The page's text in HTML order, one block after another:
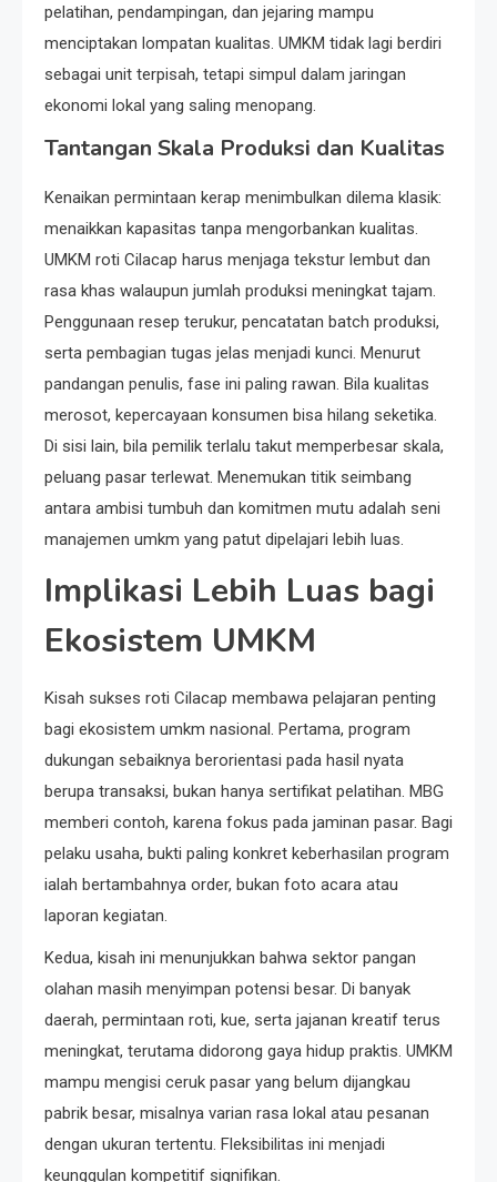
pelatihan, pendampingan, dan jejaring mampu
menciptakan lompatan kualitas. UMKM tidak lagi berdiri
sebagai unit terpisah, tetapi simpul dalam jaringan
ekonomi lokal yang saling menopang.
Tantangan Skala Produksi dan Kualitas
Kenaikan permintaan kerap menimbulkan dilema klasik:
menaikkan kapasitas tanpa mengorbankan kualitas.
UMKM roti Cilacap harus menjaga tekstur lembut dan
rasa khas walaupun jumlah produksi meningkat tajam.
Penggunaan resep terukur, pencatatan batch produksi,
serta pembagian tugas jelas menjadi kunci. Menurut
pandangan penulis, fase ini paling rawan. Bila kualitas
merosot, kepercayaan konsumen bisa hilang seketika.
Di sisi lain, bila pemilik terlalu takut memperbesar skala,
peluang pasar terlewat. Menemukan titik seimbang
antara ambisi tumbuh dan komitmen mutu adalah seni
manajemen umkm yang patut dipelajari lebih luas.
Implikasi Lebih Luas bagi
Ekosistem UMKM
Kisah sukses roti Cilacap membawa pelajaran penting
bagi ekosistem umkm nasional. Pertama, program
dukungan sebaiknya berorientasi pada hasil nyata
berupa transaksi, bukan hanya sertifikat pelatihan. MBG
memberi contoh, karena fokus pada jaminan pasar. Bagi
pelaku usaha, bukti paling konkret keberhasilan program
ialah bertambahnya order, bukan foto acara atau
laporan kegiatan.
Kedua, kisah ini menunjukkan bahwa sektor pangan
olahan masih menyimpan potensi besar. Di banyak
daerah, permintaan roti, kue, serta jajanan kreatif terus
meningkat, terutama didorong gaya hidup praktis. UMKM
mampu mengisi ceruk pasar yang belum dijangkau
pabrik besar, misalnya varian rasa lokal atau pesanan
dengan ukuran tertentu. Fleksibilitas ini menjadi
keunggulan kompetitif signifikan.